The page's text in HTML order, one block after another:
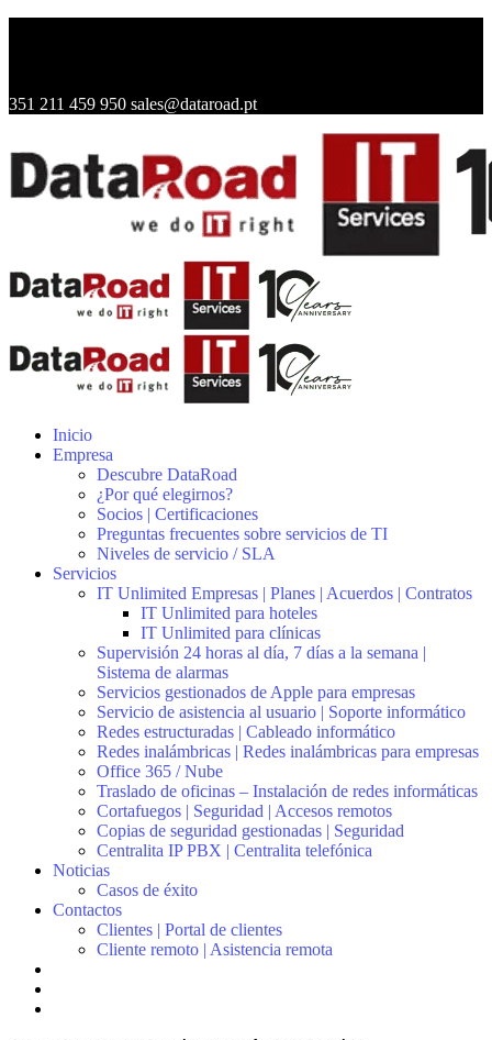
351 211 459 950 sales@dataroad.pt
Inicio
Empresa
Descubre DataRoad
¿Por qué elegirnos?
Socios | Certificaciones
Preguntas frecuentes sobre servicios de TI
Niveles de servicio / SLA
Servicios
IT Unlimited Empresas | Planes | Acuerdos | Contratos
IT Unlimited para hoteles
IT Unlimited para clínicas
Supervisión 24 horas al día, 7 días a la semana |
Sistema de alarmas
Servicios gestionados de Apple para empresas
Servicio de asistencia al usuario | Soporte informático
Redes estructuradas | Cableado informático
Redes inalámbricas | Redes inalámbricas para empresas
Office 365 / Nube
Traslado de oficinas – Instalación de redes informáticas
Cortafuegos | Seguridad | Accesos remotos
Copias de seguridad gestionadas | Seguridad
Centralita IP PBX | Centralita telefónica
Noticias
Casos de éxito
Contactos
Clientes | Portal de clientes
Cliente remoto | Asistencia remota